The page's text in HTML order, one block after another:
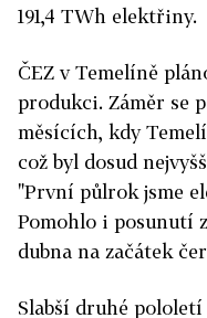
191,4 TWh elektřiny.
ČEZ v Temelíně
produkci. Záměr se
měsících, kdy
což byl dosud
"První půlrok jsme
Pomohlo i posunutí
dubna na začátek
Slabší druhé